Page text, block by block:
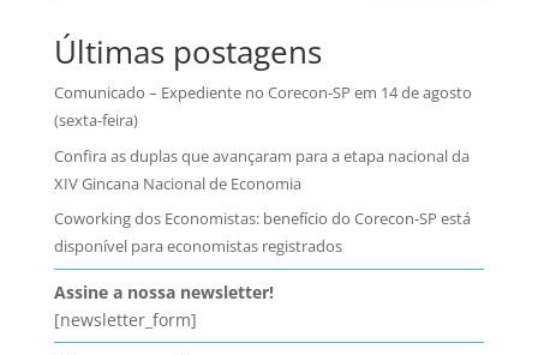
Últimas postagens
Comunicado – Expediente no Corecon-SP em 14 de agosto
(sexta-feira)
Confira as duplas que avançaram para a etapa nacional da
XIV Gincana Nacional de Economia
Coworking dos Economistas: benefício do Corecon-SP está
disponível para economistas registrados
Assine a nossa newsletter!
[newsletter_form]